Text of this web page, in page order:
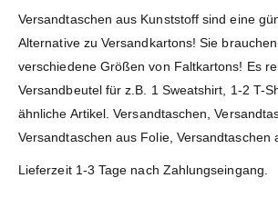
Versandtaschen aus Kunststoff sind eine
Alternative zu Versandkartons! Sie
verschiedene Größen von Faltkartons! Es
Versandbeutel für z.B. 1 Sweatshirt, 1-2 T-
ähnliche Artikel. Versandtaschen,
Versandtaschen aus Folie, Versandtaschen
Lieferzeit 1-3 Tage nach Zahlungseingang.